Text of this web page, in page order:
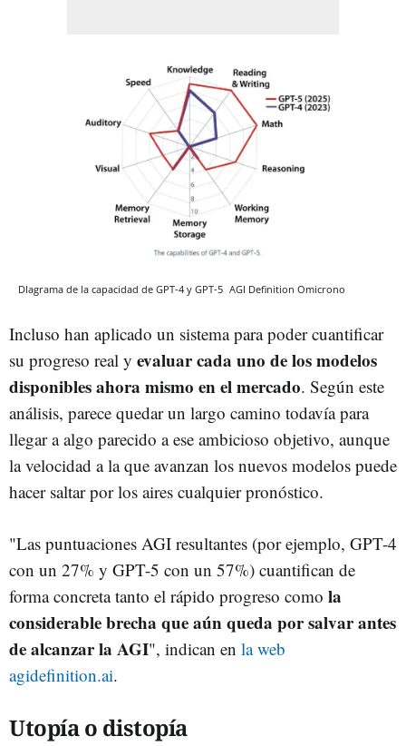
DIagrama de la capacidad de GPT-4 y GPT-5 AGI Definition Omicrono
Incluso han aplicado un sistema para poder cuantificar
su progreso real y evaluar cada uno de los modelos
disponibles ahora mismo en el mercado. Según este
análisis, parece quedar un largo camino todavía para
llegar a algo parecido a ese ambicioso objetivo, aunque
la velocidad a la que avanzan los nuevos modelos puede
hacer saltar por los aires cualquier pronóstico.
"Las puntuaciones AGI resultantes (por ejemplo, GPT-4
con un 27% y GPT-5 con un 57%) cuantifican de
forma concreta tanto el rápido progreso como la
considerable brecha que aún queda por salvar antes
de alcanzar la AGI", indican en la web
agidefinition.ai.
Utopía o distopía